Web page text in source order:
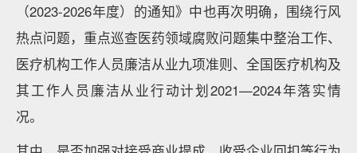
（2023-2026年度）的通知》中也再次明确，围绕行风
热点问题，重点巡查医药领域腐败问题集中整治工作、
医疗机构工作人员廉洁从业九项准则、全国医疗机构及
其工作人员廉洁从业行动计划2021—2024年落实情
况。